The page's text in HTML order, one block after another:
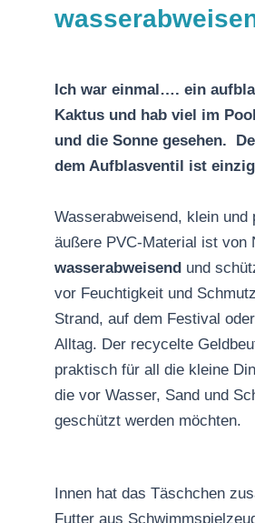
Ich war einmal…. ein
Kaktus und hab viel im
und die Sonne gesehen.
dem Aufblasventil ist
Wasserabweisend, klein und
äußere PVC-Material ist von
wasserabweisend und
vor Feuchtigkeit und
Strand, auf dem Festival
Alltag. Der recycelte
praktisch für all die kleine
die vor Wasser, Sand und
geschützt werden möchten.
Innen hat das Täschchen
Futter aus